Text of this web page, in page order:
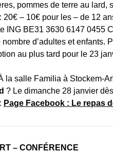
pommes de terre au lard,
20€ – 10€ pour les – de 12
ING BE31 3630 6147 0455
nombre d’adultes et enfants.
au plus tard pour le 23
la salle Familia à Stockem-
? Le dimanche 28 janvier
: Page Facebook : Le repas
– CONFÉRENCE